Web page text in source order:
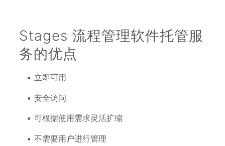
Stages 流程管理软件托管服
务的优点
立即可用
安全访问
可根据使用需求灵活扩缩
不需要用户进行管理